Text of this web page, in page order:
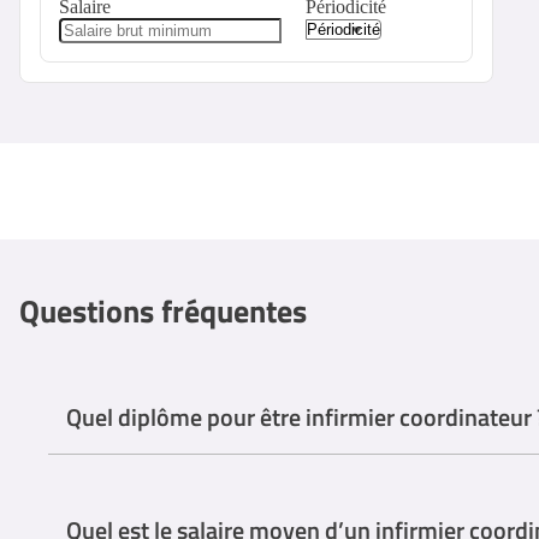
Salaire Périodicité
Questions fréquentes
Quel diplôme pour être infirmier coordinateur
Cela permet au professionnel d'acquérir une compréhension
Quel est le salaire moyen d’un infirmier